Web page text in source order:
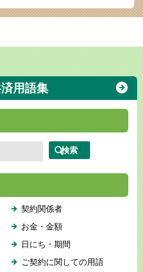
用語集
契約関係者
お金・金額
日にち・期間
ご契約に関しての用語